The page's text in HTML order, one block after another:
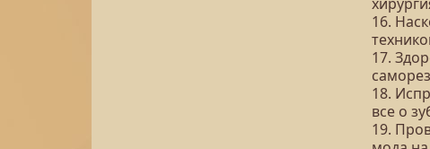
16.
17.
18.
все о
19.